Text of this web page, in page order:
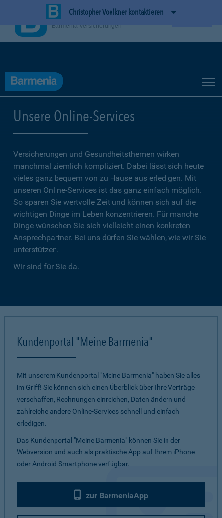
Christopher Voelkner kontaktieren
Unsere Online-Services
Versicherungen und Gesundheitsthemen wirken
manchmal ziemlich kompliziert. Dabei lässt sich heute
vieles ganz bequem von zu Hause aus erledigen. Mit
unseren Online-Services ist das ganz einfach möglich.
So sparen Sie wertvolle Zeit und können sich auf die
wichtigen Dinge im Leben konzentrieren. Für manche
Dinge wünschen Sie sich vielleicht einen konkreten
Ansprechpartner. Bei uns dürfen Sie wählen, wie wir Sie
unterstützen.
Wir sind für Sie da.
Kundenportal "Meine Barmenia"
Mit unserem Kundenportal "Meine Barmenia" haben Sie alles
im Griff! Sie können sich einen Überblick über Ihre Verträge
verschaffen, Rechnungen einreichen, Daten ändern und
zahlreiche andere Online-Services schnell und einfach
erledigen.
Das Kundenportal "Meine Barmenia" können Sie in der
Webversion und auch als praktische App auf Ihrem iPhone
oder Android-Smartphone verfügbar.
zur BarmeniaApp
BarmeniaApp
Barmenia Versicherungen